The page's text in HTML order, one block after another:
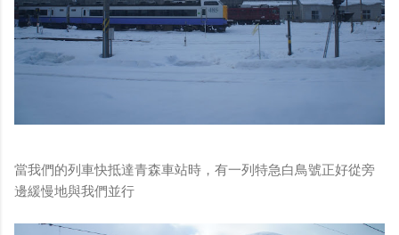
當我們的列車快抵達青森車站時，有一列特急白鳥號正好從旁
邊緩慢地與我們並行